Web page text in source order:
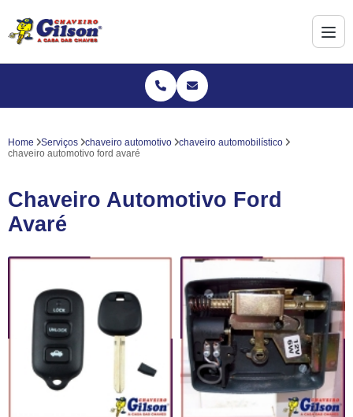
Home Serviços chaveiro automotivo
chaveiro automobilístico
chaveiro automotivo ford avaré
Chaveiro Automotivo Ford
Avaré